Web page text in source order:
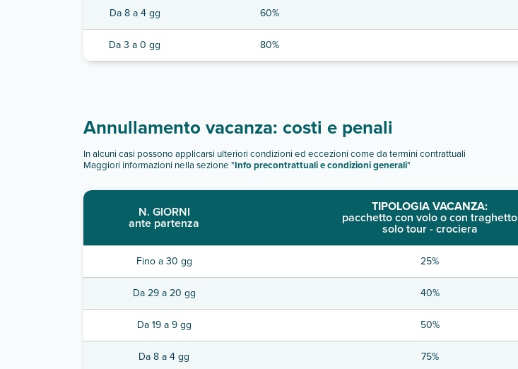
Da 8 a 4 gg 60%
Da 3 a 0 gg 80%
Annullamento vacanza: costi e penali
In alcuni casi possono applicarsi ulteriori condizioni ed eccezioni come da termini contrattuali
Maggiori informazioni nella sezione "Info precontrattuali e condizioni generali"
N. GIORNI
ante partenza
TIPOLOGIA VACANZA:
pacchetto con volo o con traghetto
solo tour - crociera
Fino a 30 gg 25%
Da 29 a 20 gg 40%
Da 19 a 9 gg 50%
Da 8 a 4 gg 75%